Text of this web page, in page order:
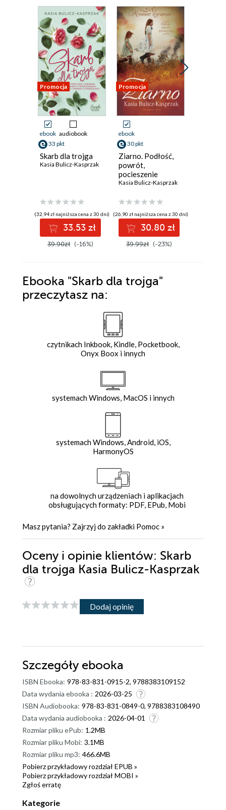
Promocja
ebook audiobook
33 pkt
Skarb dla trojga
Kasia Bulicz-Kasprzak
(32,94 zł najniższa cena z 30 dni)
33.53 zł
39.90zł (-16%)
Promocja
ebook
30 pkt
Ziarno. Podłość,
powrót,
pocieszenie
Kasia Bulicz-Kasprzak
(26,90 zł najniższa cena z 30 dni)
30.80 zł
39.99zł (-23%)
Ebooka "Skarb dla trojga"
przeczytasz na:
czytnikach Inkbook, Kindle, Pocketbook,
Onyx Boox i innych
systemach Windows, MacOS i innych
systemach Windows, Android, iOS,
HarmonyOS
na dowolnych urządzeniach i aplikacjach
obsługujących formaty: PDF, EPub, Mobi
Masz pytania? Zajrzyj do zakładki Pomoc »
Oceny i opinie klientów: Skarb
dla trojga Kasia Bulicz-Kasprzak
Dodaj opinię
Szczegóły ebooka
ISBN Ebooka: 978-83-831-0915-2, 9788383109152
Data wydania ebooka : 2026-03-25
ISBN Audiobooka: 978-83-831-0849-0, 9788383108490
Data wydania audiobooka : 2026-04-01
Rozmiar pliku ePub: 1.2MB
Rozmiar pliku Mobi: 3.1MB
Rozmiar pliku mp3: 466.6MB
Pobierz przykładowy rozdział EPUB »
Pobierz przykładowy rozdział MOBI »
Zgłoś erratę
Kategorie